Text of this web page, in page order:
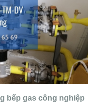
bếp gas công nghiệp